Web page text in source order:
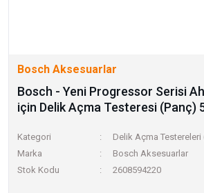
Bosch Aksesuarlar
Bosch - Yeni Progressor Serisi
için Delik Açma Testeresi (Panç)
Kategori
Delik Açma Testereleri
Marka
Bosch Aksesuarlar
Stok Kodu
2608594220